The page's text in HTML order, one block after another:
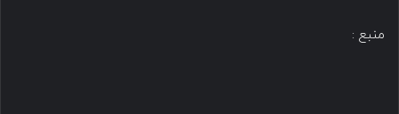
منبع :